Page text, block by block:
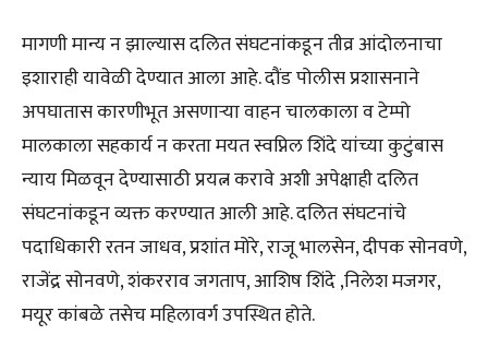
मागणी मान्य न झाल्यास दलित संघटनांकडून तीव्र आंदोलनाचा
इशाराही यावेळी देण्यात आला आहे. दौंड पोलीस प्रशासनाने
अपघातास कारणीभूत असणाऱ्या वाहन चालकाला व टेम्पो
मालकाला सहकार्य न करता मयत स्वप्निल शिंदे यांच्या कुटुंबास
न्याय मिळवून देण्यासाठी प्रयत्न करावे अशी अपेक्षाही दलित
संघटनांकडून व्यक्त करण्यात आली आहे. दलित संघटनांचे
पदाधिकारी रतन जाधव, प्रशांत मोरे, राजू भालसेन, दीपक सोनवणे,
राजेंद्र सोनवणे, शंकरराव जगताप, आशिष शिंदे ,निलेश मजगर,
मयूर कांबळे तसेच महिलावर्ग उपस्थित होते.